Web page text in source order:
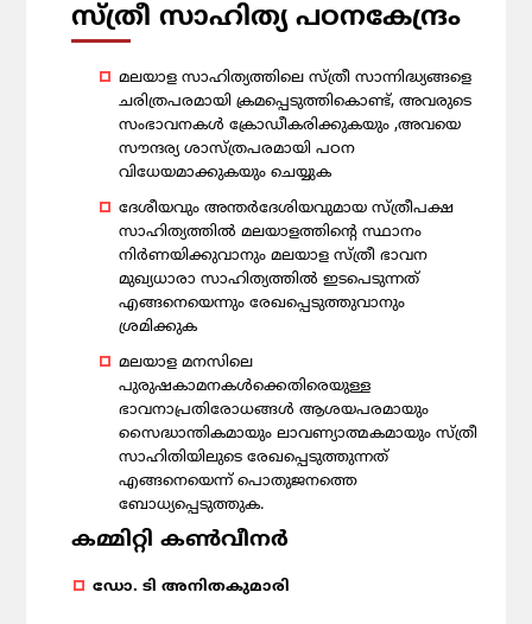
സ്‌ത്രീ സാഹിത്യ പഠനകേന്ദ്രം
മലയാള സാഹിത്യത്തിലെ സ്‌ത്രീ സാന്നിദ്ധ്യങ്ങളെ
ചരിത്രപരമായി ക്രമപ്പെടുത്തികൊണ്ട്, അവരുടെ
സംഭാവനകൾ ക്രോഡീകരിക്കുകയും ,അവയെ
സൗന്ദര്യ ശാസ്‌ത്രപരമായി പഠന
വിധേയമാക്കുകയും ചെയ്യുക
ദേശീയവും അന്തർദേശിയവുമായ സ്ത്രീപക്ഷ
സാഹിത്യത്തിൽ മലയാളത്തിന്റെ സ്ഥാനം
നിർണയിക്കുവാനും മലയാള സ്‌ത്രീ ഭാവന
മുഖ്യധാരാ സാഹിത്യത്തിൽ ഇടപെടുന്നത്
എങ്ങനെയെന്നും രേഖപ്പെടുത്തുവാനും
ശ്രമിക്കുക
മലയാള മനസിലെ
പുരുഷകാമനകൾക്കെതിരെയുള്ള
ഭാവനാപ്രതിരോധങ്ങൾ ആശയപരമായും
സൈദ്ധാന്തികമായും ലാവണ്യാത്മകമായും സ്‌ത്രീ
സാഹിതിയിലുടെ രേഖപ്പെടുത്തുന്നത്
എങ്ങനെയെന്ന് പൊതുജനത്തെ
ബോധ്യപ്പെടുത്തുക.
കമ്മിറ്റി കൺവീനർ
ഡോ. ടി അനിതകുമാരി